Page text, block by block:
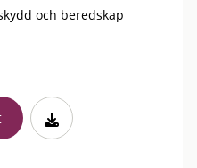
och beredskap